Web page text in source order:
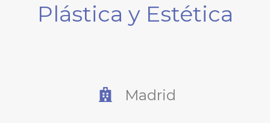
Plástica y Estética
Madrid